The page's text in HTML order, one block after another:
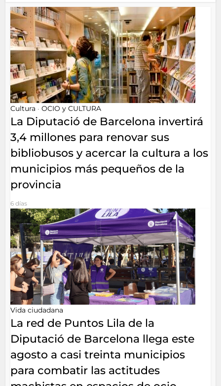
Cultura • OCIO y CULTURA
La Diputació de Barcelona invertirá
3,4 millones para renovar sus
bibliobusos y acercar la cultura a los
municipios más pequeños de la
provincia
6 días
Vida ciudadana
La red de Puntos Lila de la
Diputació de Barcelona llega este
agosto a casi treinta municipios
para combatir las actitudes